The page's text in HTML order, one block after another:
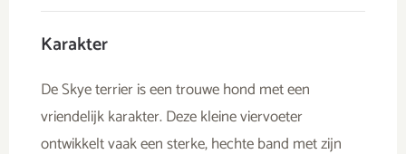
Karakter
De Skye terrier is een trouwe hond met een
vriendelijk karakter. Deze kleine viervoeter
ontwikkelt vaak een sterke, hechte band met zijn